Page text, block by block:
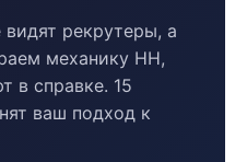
рекрутеры, а
механику HH,
в справке. 15
ваш подход к